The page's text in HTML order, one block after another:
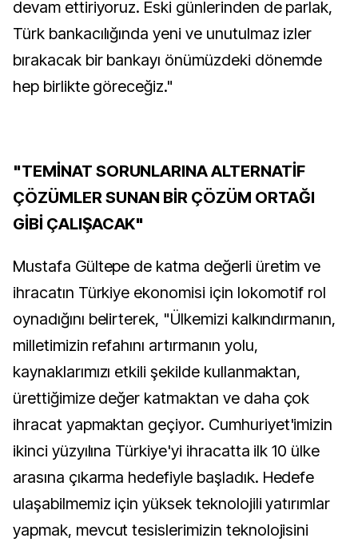
devam ettiriyoruz. Eski günlerinden de parlak,
Türk bankacılığında yeni ve unutulmaz izler
bırakacak bir bankayı önümüzdeki dönemde
hep birlikte göreceğiz."
"TEMİNAT SORUNLARINA ALTERNATİF
ÇÖZÜMLER SUNAN BİR ÇÖZÜM ORTAĞI
GİBİ ÇALIŞACAK"
Mustafa Gültepe de katma değerli üretim ve
ihracatın Türkiye ekonomisi için lokomotif rol
oynadığını belirterek, "Ülkemizi kalkındırmanın,
milletimizin refahını artırmanın yolu,
kaynaklarımızı etkili şekilde kullanmaktan,
ürettiğimize değer katmaktan ve daha çok
ihracat yapmaktan geçiyor. Cumhuriyet'imizin
ikinci yüzyılına Türkiye'yi ihracatta ilk 10 ülke
arasına çıkarma hedefiyle başladık. Hedefe
ulaşabilmemiz için yüksek teknolojili yatırımlar
yapmak, mevcut tesislerimizin teknolojisini